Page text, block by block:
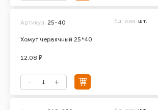
Хомут червячный 25*40
Артикул: 25-40 Ед. изм. шт.
12.08 ₽